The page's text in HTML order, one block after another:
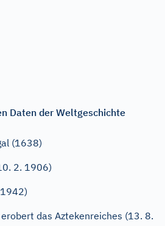
Daten der Weltgeschichte
(1638)
2. 1906)
das Aztekenreiches (13. 8.